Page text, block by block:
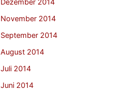
Dezember 2014
November 2014
September 2014
August 2014
Juli 2014
Juni 2014